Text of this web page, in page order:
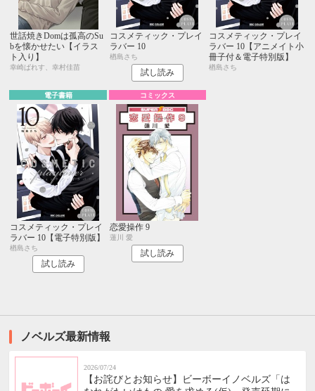
世話焼きDomは孤高のSu
bを懐かせたい【イラス
ト入り】
幸崎ぱれす、幸村佳苗
コスメティック・プレイ
ラバー 10
楢島さち
試し読み
コスメティック・プレイ
ラバー 10【アニメイト小
冊子付＆電子特別版】
楢島さち
電子書籍
コスメティック・プレイ
ラバー 10【電子特別版】
楢島さち
試し読み
コミックス
恋愛操作 9
蓮川 愛
試し読み
ノベルズ最新情報
2026/07/24
【お詫びとお知らせ】ビーボーイノベルズ「は